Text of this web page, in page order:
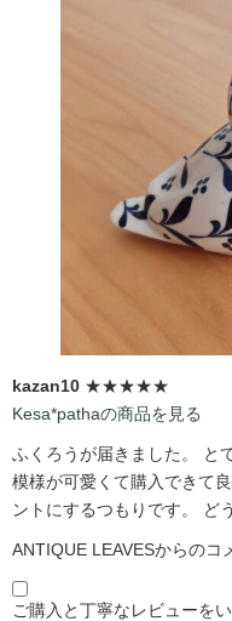
kazan10 ★★★★★
Kesa*pathaの商品を見る
ふくろうが届きました。 と
模様が可愛くて購入できて
ントにするつもりです。 ど
ANTIQUE LEAVESからのコ
ご購入と丁寧なレビューを